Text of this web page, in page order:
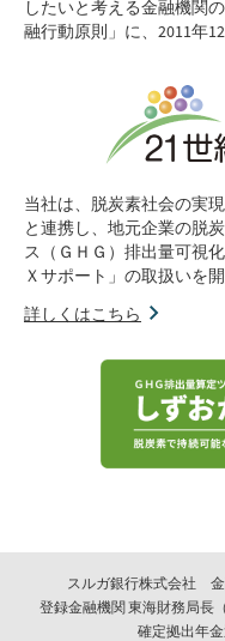
したいと考える金融機関
融行動原則」に、2011年
当社は、脱炭素社会の実
と連携し、地元企業の脱
ス（ＧＨＧ）排出量可視
Ｘサポート」の取扱いを
詳しくはこちら
スルガ銀行株式会社
登録金融機関 東海財務局長
確定拠出年